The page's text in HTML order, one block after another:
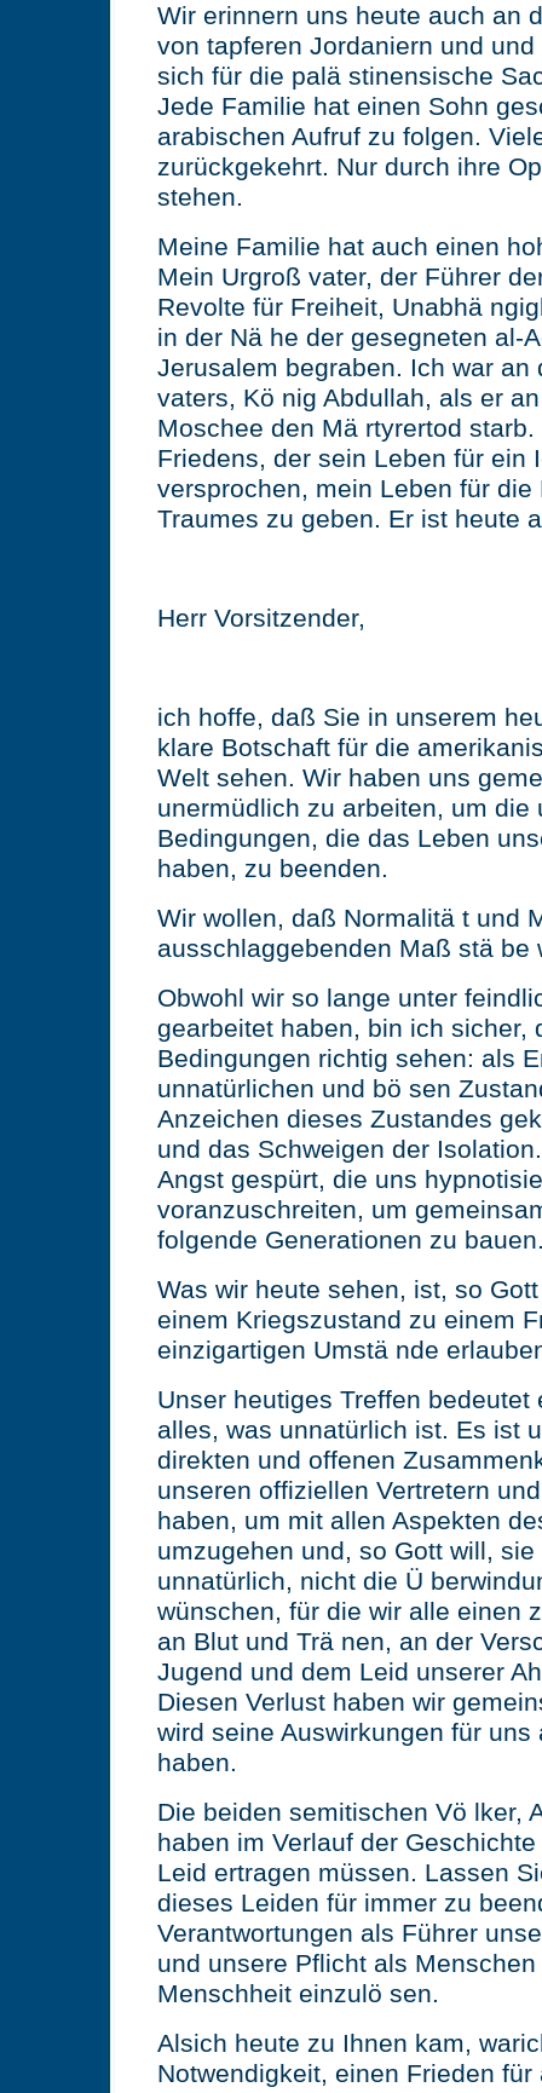
Wir erinnern uns heute auch an
von tapferen Jordaniern und
sich für die palä stinensische
Jede Familie hat einen Sohn
arabischen Aufruf zu folgen.
zurückgekehrt. Nur durch ihre
stehen.
Meine Familie hat auch einen
Mein Urgroß vater, der Führer
Revolte für Freiheit, Unabhä
in der Nä he der gesegneten al-
Jerusalem begraben. Ich war an
vaters, Kö nig Abdullah, als er
Moschee den Mä rtyrertod
Friedens, der sein Leben für ein
versprochen, mein Leben für die
Traumes zu geben. Er ist heute
Herr Vorsitzender,
ich hoffe, daß Sie in unserem
klare Botschaft für die
Welt sehen. Wir haben uns
unermüdlich zu arbeiten, um die
Bedingungen, die das Leben
haben, zu beenden.
Wir wollen, daß Normalitä t und
ausschlaggebenden Maß stä be
Obwohl wir so lange unter
gearbeitet haben, bin ich sicher,
Bedingungen richtig sehen: als
unnatürlichen und bö sen
Anzeichen dieses Zustandes
und das Schweigen der
Angst gespürt, die uns
voranzuschreiten, um
folgende Generationen zu
Was wir heute sehen, ist, so
einem Kriegszustand zu einem
einzigartigen Umstä nde
Unser heutiges Treffen bedeutet
alles, was unnatürlich ist. Es ist
direkten und offenen
unseren offiziellen Vertretern
haben, um mit allen Aspekten
umzugehen und, so Gott will,
unnatürlich, nicht die Ü
wünschen, für die wir alle einen
an Blut und Trä nen, an der
Jugend und dem Leid unserer
Diesen Verlust haben wir
wird seine Auswirkungen für
haben.
Die beiden semitischen Vö lker,
haben im Verlauf der
Leid ertragen müssen. Lassen
dieses Leiden für immer zu
Verantwortungen als Führer
und unsere Pflicht als
Menschheit einzulö sen.
Alsich heute zu Ihnen kam,
Notwendigkeit, einen Frieden